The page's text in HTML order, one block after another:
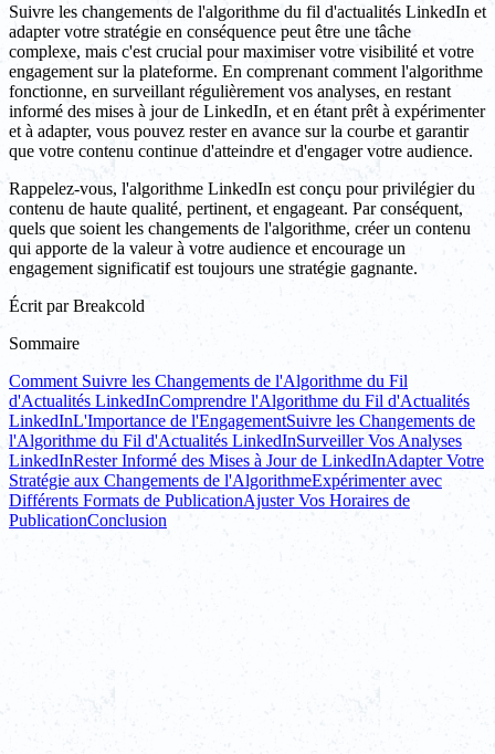
Suivre les changements de l'algorithme du fil d'actualités LinkedIn et
adapter votre stratégie en conséquence peut être une tâche
complexe, mais c'est crucial pour maximiser votre visibilité et votre
engagement sur la plateforme. En comprenant comment l'algorithme
fonctionne, en surveillant régulièrement vos analyses, en restant
informé des mises à jour de LinkedIn, et en étant prêt à expérimenter
et à adapter, vous pouvez rester en avance sur la courbe et garantir
que votre contenu continue d'atteindre et d'engager votre audience.
Rappelez-vous, l'algorithme LinkedIn est conçu pour privilégier du
contenu de haute qualité, pertinent, et engageant. Par conséquent,
quels que soient les changements de l'algorithme, créer un contenu
qui apporte de la valeur à votre audience et encourage un
engagement significatif est toujours une stratégie gagnante.
Écrit par Breakcold
Sommaire
Comment Suivre les Changements de l'Algorithme du Fil
d'Actualités LinkedInComprendre l'Algorithme du Fil d'Actualités
LinkedInL'Importance de l'EngagementSuivre les Changements de
l'Algorithme du Fil d'Actualités LinkedInSurveiller Vos Analyses
LinkedInRester Informé des Mises à Jour de LinkedInAdapter Votre
Stratégie aux Changements de l'AlgorithmeExpérimenter avec
Différents Formats de PublicationAjuster Vos Horaires de
PublicationConclusion